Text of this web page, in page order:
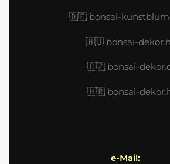
🇩🇪 bonsai-
🇭🇺 bonsai-
🇨🇿 bonsai-
🇭🇷 bonsai-
e-Mail: